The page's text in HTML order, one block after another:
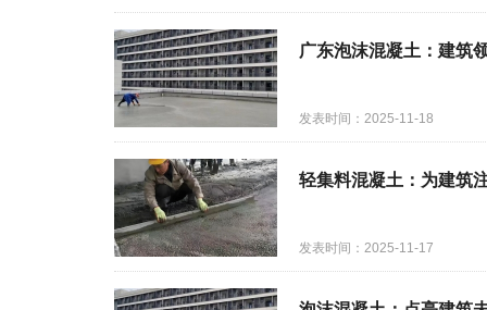
广东泡沫混凝土：建筑
发表时间：2025-11-18
轻集料混凝土：为建筑
发表时间：2025-11-17